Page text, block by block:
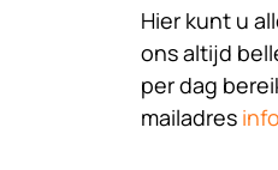
Hier kunt u
ons altijd
per dag
mailadres